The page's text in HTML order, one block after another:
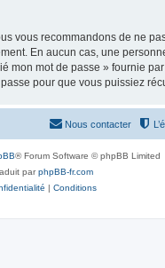
vous recommandons de ne
En aucun cas, une
mon mot de passe » fournie
pour que vous puissiez
Nous contacter
® Forum Software © phpBB Limited
parphpBB-fr.com
| Conditions